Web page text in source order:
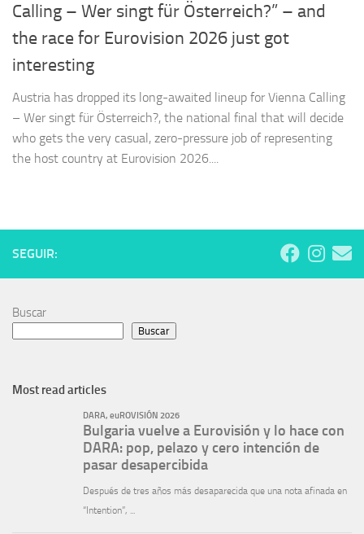
Calling – Wer singt für Österreich?” – and
the race for Eurovision 2026 just got
interesting
Austria has dropped its long-awaited lineup for Vienna Calling
– Wer singt für Österreich?, the national final that will decide
who gets the very casual, zero-pressure job of representing
the host country at Eurovision 2026....
SEGUIR:
Buscar
Buscar
Most read articles